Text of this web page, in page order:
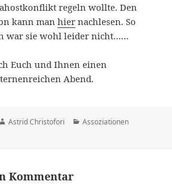
regeln wollte. Den
kann manhier nachlesen. So
war sie wohl leider nicht……
Euch und Ihnen einen
Abend.
Autor
Astrid Christofori Kategorien
Assoziationen
Kommentar